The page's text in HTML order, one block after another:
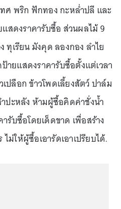
ทศ พริก ฟักทอง กะหล่ำปลี และ
สดงราคารับซื้อ ส่วนผลไม้ 9
ทุเรียน มังคุด ลองกอง ลำไย
ยแสดงราคารับซื้อตั้งแต่เวลา
ปลือก ข้าวโพดเลี้ยงสัตว์ ปาล์ม
ปะหลัง ห้ามผู้ซื้อคิดค่าชั่งน้ำ
รับซื้อโดยเด็ดขาด เพื่อสร้าง
ม่ให้ผู้ซื้อเอารัดเอาเปรียบได้.